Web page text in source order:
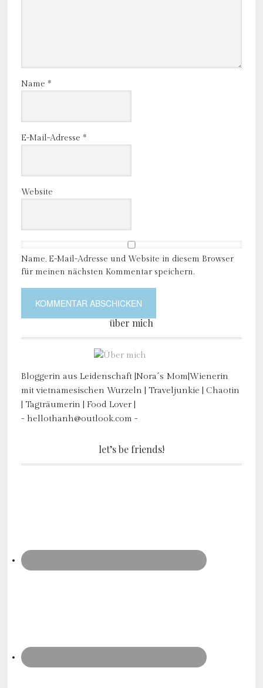
Name *
E-Mail-Adresse *
Website
Name, E-Mail-Adresse und Website in diesem Browser
für meinen nächsten Kommentar speichern.
über mich
Bloggerin aus Leidenschaft |Nora´s Mom|Wienerin
mit vietnamesischen Wurzeln | Traveljunkie | Chaotin
| Tagträumerin | Food Lover |
- hellothanh@outlook.com -
let’s be friends!